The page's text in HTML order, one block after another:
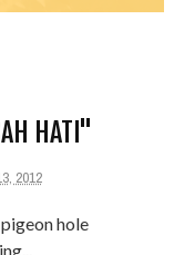
HATI"
2012
hole